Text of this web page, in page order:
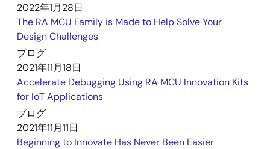
2022年1月28日
The RA MCU Family is Made to Help Solve Your
Design Challenges
ブログ
2021年11月18日
Accelerate Debugging Using RA MCU Innovation Kits
for IoT Applications
ブログ
2021年11月11日
Beginning to Innovate Has Never Been Easier